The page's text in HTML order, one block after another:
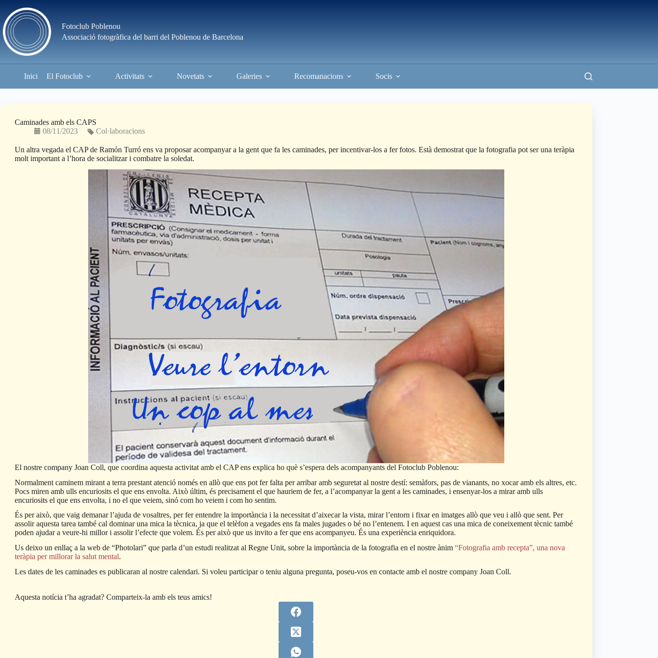
content
Fotoclub Poblenou
Associació fotogràfica del barri del Poblenou de Barcelona
Inici El Fotoclub Activitats Novetats Galeries Recomanacions Socis
Caminades amb els CAPS
08/11/2023
Col·laboracions
Un altra vegada el CAP de Ramón Turró ens va proposar acompanyar a la gent que fa les caminades, per incentivar-los a fer fotos. Està demostrat que la fotografia pot ser una teràpia
molt important a l’hora de socialitzar i combatre la soledat.
El nostre company Joan Coll, que coordina aquesta activitat amb el CAP ens explica ho què s’espera dels acompanyants del Fotoclub Poblenou:
Normalment caminem mirant a terra prestant atenció només en allò que ens pot fer falta per arribar amb seguretat al nostre destí: semàfors, pas de vianants, no xocar amb els altres, etc.
Pocs miren amb ulls encuriosits el que ens envolta. Això últim, és precisament el que hauriem de fer, a l’acompanyar la gent a les caminades, i ensenyar-los a mirar amb ulls
encuriosits el que ens envolta, i no el que veiem, sinó com ho veiem i com ho sentim.
És per això, que vaig demanar l’ajuda de vosaltres, per fer entendre la importància i la necessitat d’aixecar la vista, mirar l’entorn i fixar en imatges allò que veu i allò que sent. Per
assolir aquesta tarea també cal dominar una mica la tècnica, ja que el telèfon a vegades ens fa males jugades o bé no l’entenem. I en aquest cas una mica de coneixement tècnic també
poden ajudar a veure-hi millor i assolir l’efecte que volem. És per això que us invito a fer que ens acompanyeu. És una experiència enriquidora.
Us deixo un enllaç a la web de “Photolari” que parla d’un estudi realitzat al Regne Unit, sobre la importància de la fotografia en el nostre ànim “Fotografia amb recepta”, una nova
teràpia per millorar la salut mental.
Les dates de les caminades es publicaran al nostre calendari. Si voleu participar o teniu alguna pregunta, poseu-vos en contacte amb el nostre company Joan Coll.
Aquesta notícia t’ha agradat? Comparteix-la amb els teus amics!